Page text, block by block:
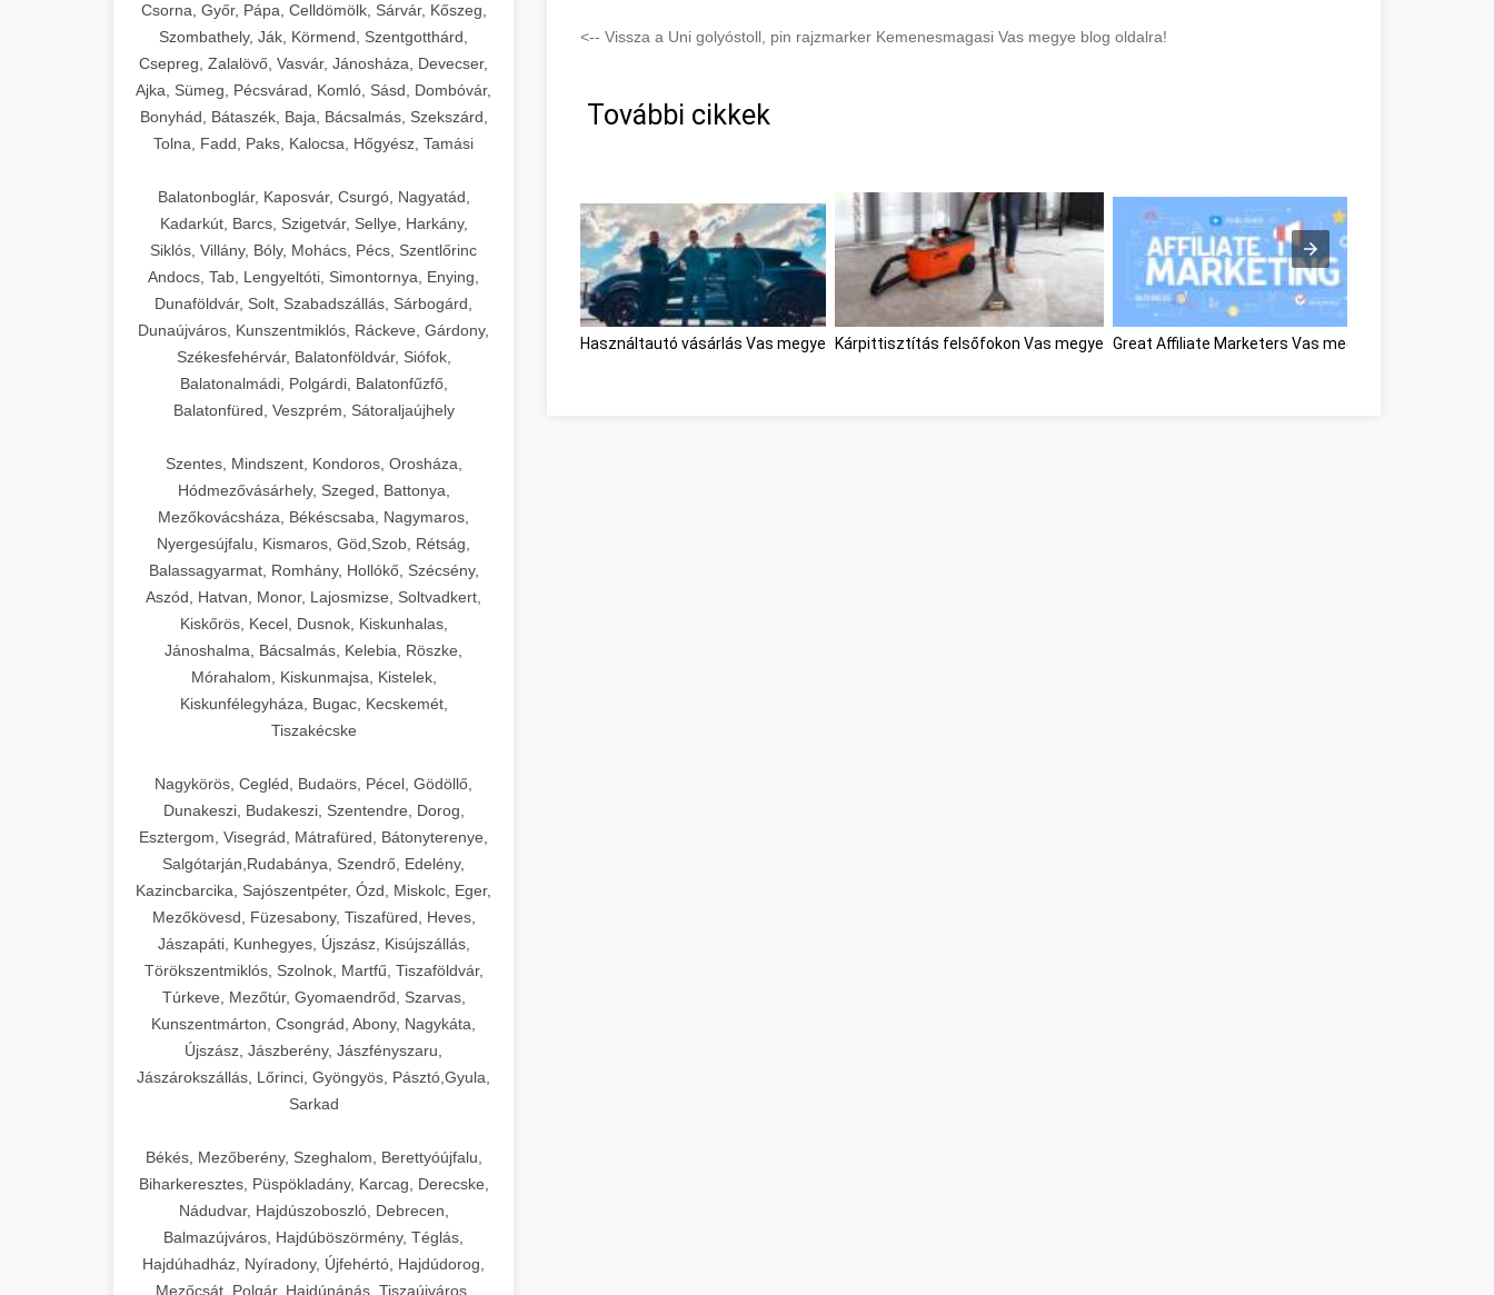
Csorna, Győr, Pápa, Celldömölk, Sárvár, Kőszeg,
Szombathely, Ják, Körmend, Szentgotthárd,
Csepreg, Zalalövő, Vasvár, Jánosháza, Devecser,
Ajka, Sümeg, Pécsvárad, Komló, Sásd, Dombóvár,
Bonyhád, Bátaszék, Baja, Bácsalmás, Szekszárd,
Tolna, Fadd, Paks, Kalocsa, Hőgyész, Tamási
Balatonboglár, Kaposvár, Csurgó, Nagyatád,
Kadarkút, Barcs, Szigetvár, Sellye, Harkány,
Siklós, Villány, Bóly, Mohács, Pécs, Szentlőrinc
Andocs, Tab, Lengyeltóti, Simontornya, Enying,
Dunaföldvár, Solt, Szabadszállás, Sárbogárd,
Dunaújváros, Kunszentmiklós, Ráckeve, Gárdony,
Székesfehérvár, Balatonföldvár, Siófok,
Balatonalmádi, Polgárdi, Balatonfűzfő,
Balatonfüred, Veszprém, Sátoraljaújhely
Szentes, Mindszent, Kondoros, Orosháza,
Hódmezővásárhely, Szeged, Battonya,
Mezőkovácsháza, Békéscsaba, Nagymaros,
Nyergesújfalu, Kismaros, Göd,Szob, Rétság,
Balassagyarmat, Romhány, Hollókő, Szécsény,
Aszód, Hatvan, Monor, Lajosmizse, Soltvadkert,
Kiskőrös, Kecel, Dusnok, Kiskunhalas,
Jánoshalma, Bácsalmás, Kelebia, Röszke,
Mórahalom, Kiskunmajsa, Kistelek,
Kiskunfélegyháza, Bugac, Kecskemét,
Tiszakécske
Nagykörös, Cegléd, Budaörs, Pécel, Gödöllő,
Dunakeszi, Budakeszi, Szentendre, Dorog,
Esztergom, Visegrád, Mátrafüred, Bátonyterenye,
Salgótarján,Rudabánya, Szendrő, Edelény,
Kazincbarcika, Sajószentpéter, Ózd, Miskolc, Eger,
Mezőkövesd, Füzesabony, Tiszafüred, Heves,
Jászapáti, Kunhegyes, Újszász, Kisújszállás,
Törökszentmiklós, Szolnok, Martfű, Tiszaföldvár,
Túrkeve, Mezőtúr, Gyomaendrőd, Szarvas,
Kunszentmárton, Csongrád, Abony, Nagykáta,
Újszász, Jászberény, Jászfényszaru,
Jászárokszállás, Lőrinci, Gyöngyös, Pásztó,Gyula,
Sarkad
Békés, Mezőberény, Szeghalom, Berettyóújfalu,
Biharkeresztes, Püspökladány, Karcag, Derecske,
Nádudvar, Hajdúszoboszló, Debrecen,
Balmazújváros, Hajdúböszörmény, Téglás,
Hajdúhadház, Nyíradony, Újfehértó, Hajdúdorog,
Mezőcsát, Polgár, Hajdúnánás, Tiszaújváros,
<-- Vissza a Uni golyóstoll, pin rajzmarker Kemenesmagasi Vas megye blog oldalra!
További cikkek
Használtautó vásárlás Vas megye Kárpittisztítás felsőfokon Vas megye Great Affiliate Marketers Vas megye